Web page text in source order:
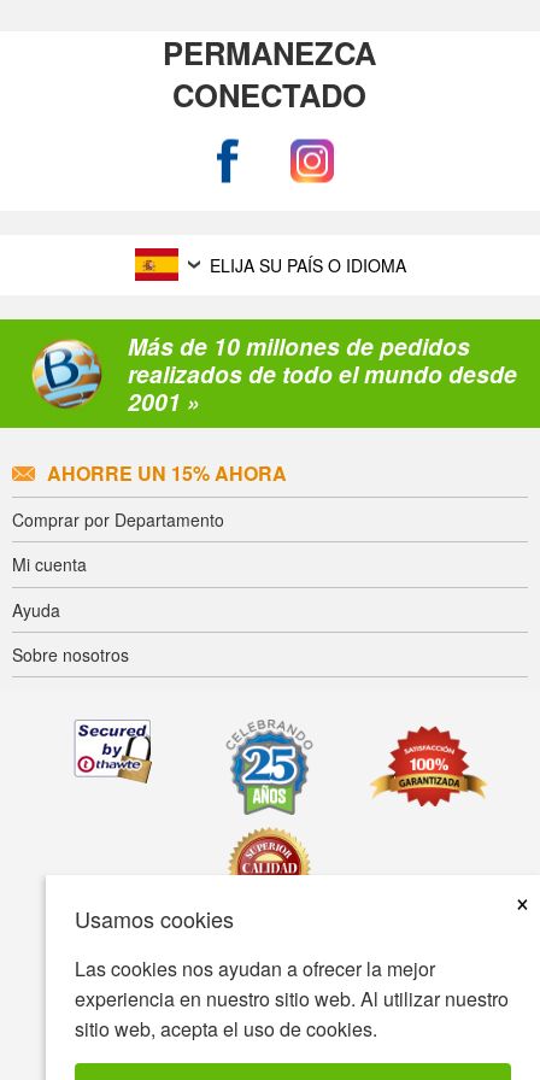
Usamos cookies
×
Las cookies nos ayudan a ofrecer la mejor
experiencia en nuestro sitio web. Al utilizar nuestro
sitio web, acepta el uso de cookies.
PERMANEZCA
CONECTADO
ELIJA SU PAÍS O IDIOMA
Más de 10 millones de pedidos
realizados de todo el mundo desde
2001 »
AHORRE UN 15% AHORA
Comprar por Departamento
Mi cuenta
Ayuda
Sobre nosotros
Accesibilidad Condiciones de uso Política de privacidad
© Copyright 2001-2026 BIOVEA Todos los derechos reservados